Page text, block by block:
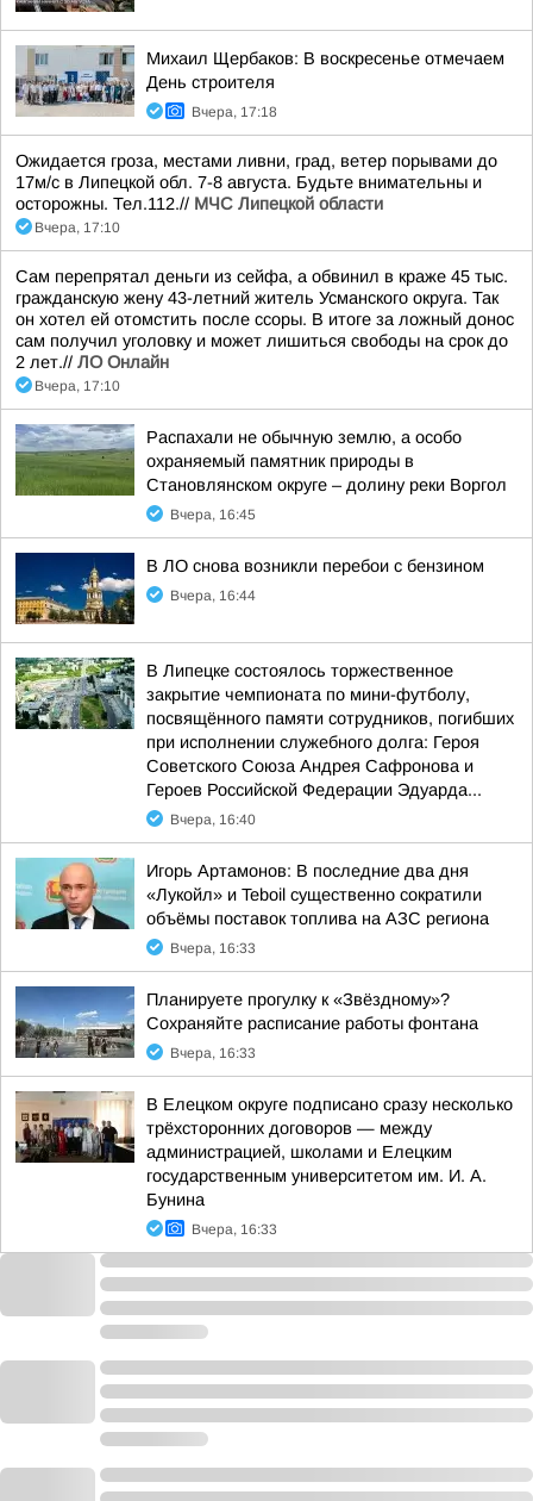
Михаил Щербаков: В воскресенье отмечаем
День строителя
Вчера, 17:18
Ожидается гроза, местами ливни, град, ветер порывами до
17м/с в Липецкой обл. 7-8 августа. Будьте внимательны и
осторожны. Тел.112.// МЧС Липецкой области
Вчера, 17:10
Сам перепрятал деньги из сейфа, а обвинил в краже 45 тыс.
гражданскую жену 43-летний житель Усманского округа. Так
он хотел ей отомстить после ссоры. В итоге за ложный донос
сам получил уголовку и может лишиться свободы на срок до
2 лет.// ЛО Онлайн
Вчера, 17:10
Распахали не обычную землю, а особо
охраняемый памятник природы в
Становлянском округе – долину реки Воргол
Вчера, 16:45
В ЛО снова возникли перебои с бензином
Вчера, 16:44
В Липецке состоялось торжественное
закрытие чемпионата по мини-футболу,
посвящённого памяти сотрудников, погибших
при исполнении служебного долга: Героя
Советского Союза Андрея Сафронова и
Героев Российской Федерации Эдуарда...
Вчера, 16:40
Игорь Артамонов: В последние два дня
«Лукойл» и Teboil существенно сократили
объёмы поставок топлива на АЗС региона
Вчера, 16:33
Планируете прогулку к «Звёздному»?
Сохраняйте расписание работы фонтана
Вчера, 16:33
В Елецком округе подписано сразу несколько
трёхсторонних договоров — между
администрацией, школами и Елецким
государственным университетом им. И. А.
Бунина
Вчера, 16:33